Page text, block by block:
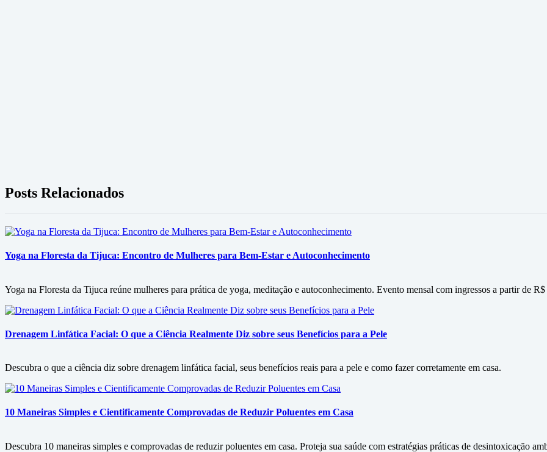
Posts Relacionados
Yoga na Floresta da Tijuca: Encontro de Mulheres para Bem-Estar e Autoconhecimento
Yoga na Floresta da Tijuca reúne mulheres para prática de yoga, meditação e autoconhecimento. Evento mensal com ingressos a partir de
Drenagem Linfática Facial: O que a Ciência Realmente Diz sobre seus Benefícios para a Pele
Descubra o que a ciência diz sobre drenagem linfática facial, seus benefícios reais para a pele e como fazer corretamente em casa.
10 Maneiras Simples e Cientificamente Comprovadas de Reduzir Poluentes em Casa
Descubra 10 maneiras simples e comprovadas de reduzir poluentes em casa. Proteja sua saúde com estratégias práticas de desintoxicação